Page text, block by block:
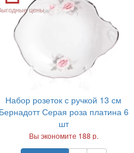
цены
Набор розеток с ручкой 13 см
Серая роза платина 6
шт
Вы экономите 188 р.